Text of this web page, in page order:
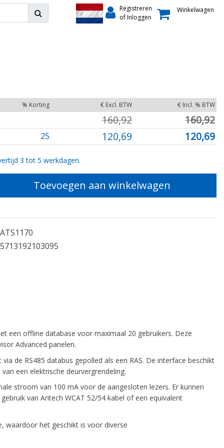
Registreren
of Inloggen
Winkelwagen
% Korting € Excl. BTW € Incl. % BTW
160,92 160,92
25 120,69 120,69
3 tot 5 werkdagen.
Toevoegen aan winkelwagen
ATS1170
5713192103095
een offline database voor maximaal 20 gebruikers. Deze
Advanced panelen.
de RS485 databus gepolled als een RAS. De interface beschikt
een elektrische deurvergrendeling.
stroom van 100 mA voor de aangesloten lezers. Er kunnen
van Aritech WCAT 52/54 kabel of een equivalent
waardoor het geschikt is voor diverse